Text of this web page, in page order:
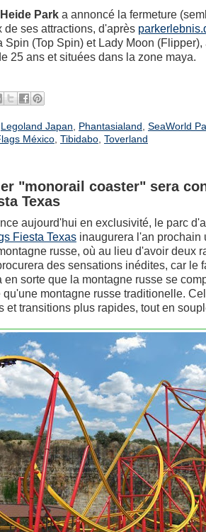
Heide Parka annoncé la fermeture
de ses attractions, d'après
Spin (Top Spin) et Lady Moon (Flipper),
25 ans et situées dans la zone maya.
Legoland Japan, Phantasialand, SeaWorld
México, Tibidabo, Toverland
"monorail coaster" sera
Texas
aujourd'hui en exclusivité, le parc
Fiesta Texasinaugurera l'an prochain
russe, où au lieu d'avoir deux
des sensations inédites, car le
en sorte que la montagne russe se
qu'une montagne russe traditionelle.
et transitions plus rapides, tout en